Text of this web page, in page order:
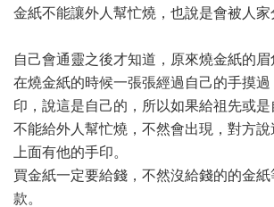
金紙不能讓外人幫忙燒，也說是會被人家
自己會通靈之後才知道，原來燒金紙的眉
在燒金紙的時候一張張經過自己的手摸
印，說這是自己的，所以如果給祖先或
不能給外人幫忙燒，不然會出現，對方
上面有他的手印。
買金紙一定要給錢，不然沒給錢的的金
款。